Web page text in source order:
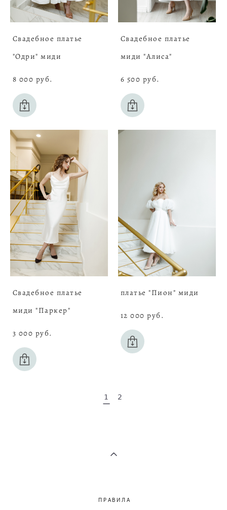
Свадебное платье
"Одри" миди
8 000 pуб.
Свадебное платье
миди "Алиса"
6 500 pуб.
Свадебное платье
миди "Паркер"
3 000 pуб.
платье "Пион" миди
12 000 pуб.
1 2
ПРАВИЛА